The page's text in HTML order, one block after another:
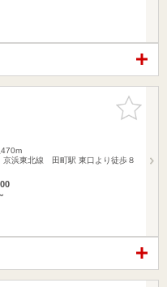
お気に入
りに追加
470m
浜東北線 田町駅 東口より徒歩８